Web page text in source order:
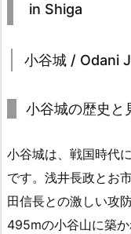
in Shiga
小谷城 / Odani
小谷城の歴史と
小谷城は、戦国時代
です。浅井長政とお
田信長との激しい攻
495mの小谷山に築